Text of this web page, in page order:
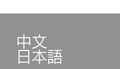
中文
日本語